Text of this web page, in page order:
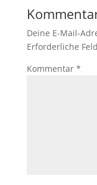
Deine E-Mail-
Erforderliche
Kommentar *